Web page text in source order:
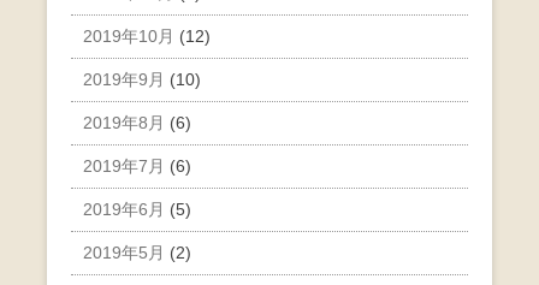
2019年10月 (12)
2019年9月 (10)
2019年8月 (6)
2019年7月 (6)
2019年6月 (5)
2019年5月 (2)